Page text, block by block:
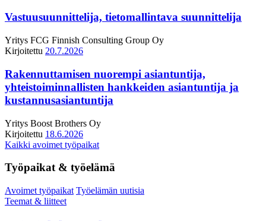
Vastuusuunnittelija, tietomallintava suunnittelija
Yritys FCG Finnish Consulting Group Oy
Kirjoitettu 20.7.2026
Rakennuttamisen nuorempi asiantuntija,
yhteistoiminnallisten hankkeiden asiantuntija ja
kustannusasiantuntija
Yritys Boost Brothers Oy
Kirjoitettu 18.6.2026
Kaikki avoimet työpaikat
Työpaikat & työelämä
Avoimet työpaikat Työelämän uutisia
Teemat & liitteet